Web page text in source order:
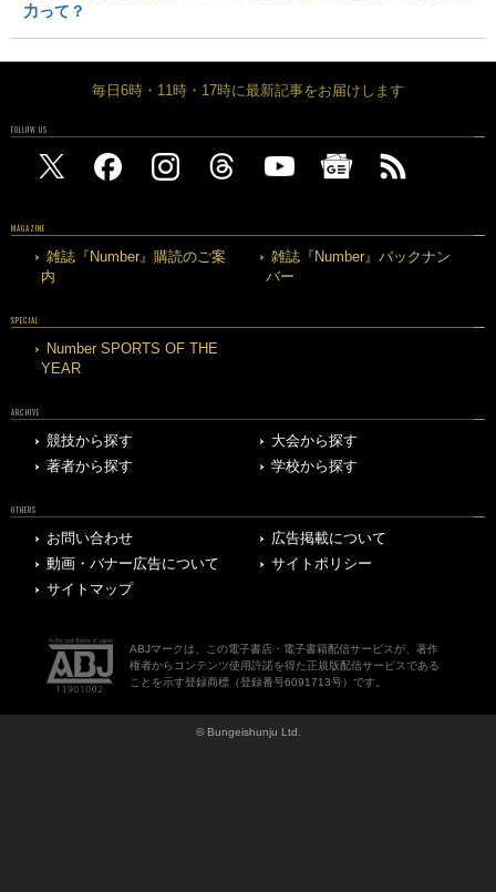
力って？
毎日6時・11時・17時に最新記事をお届けします
FOLLOW US
MAGAZINE
雑誌『Number』購読のご案
内
雑誌『Number』バックナン
バー
SPECIAL
Number SPORTS OF THE
YEAR
ARCHIVE
競技から探す
大会から探す
著者から探す
学校から探す
OTHERS
お問い合わせ
広告掲載について
動画・バナー広告について
サイトポリシー
サイトマップ
ABJマークは、この電子書店・電子書籍配信サービスが、著作
権者からコンテンツ使用許諾を得た正規版配信サービスである
ことを示す登録商標（登録番号6091713号）です。
© Bungeishunju Ltd.